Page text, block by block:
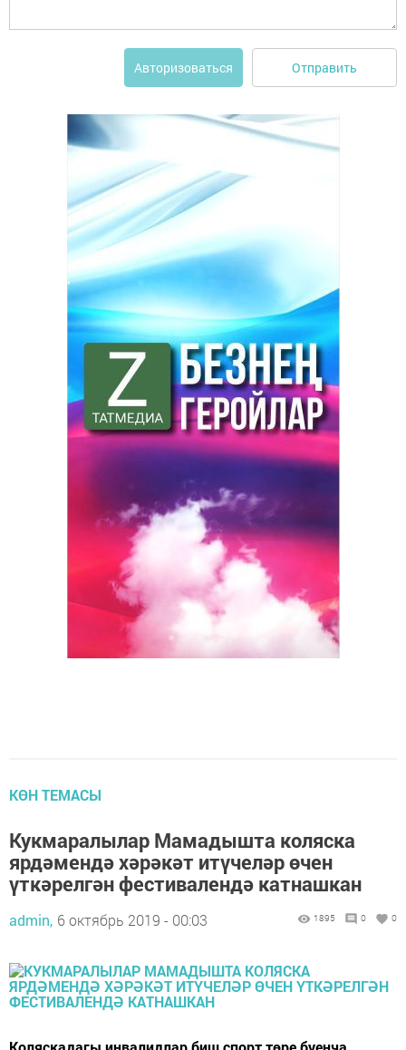
Авторизоваться Отправить
КӨН ТЕМАСЫ
Кукмаралылар Мамадышта коляска
ярдәмендә хәрәкәт итүчеләр өчен
үткәрелгән фестивалендә катнашкан
admin, 6 октябрь 2019 - 00:03 1895 0 0